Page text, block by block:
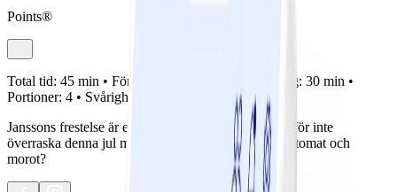
Points®
Total tid: 45 min • Förberedelse: Tillagning: 30 min •
Portioner: 4 • Svårighetsgrad:
Janssons frestelse är en självklar del i julbordet. Varför inte
överraska denna jul med en ny variant med kassler, tomat och
morot?